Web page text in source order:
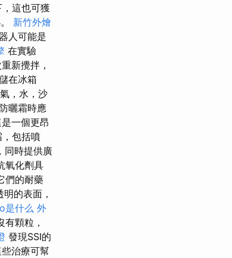
這也可獲
新竹外燴
人可能是
在實驗
新攪拌，
在冰箱
，水，沙
曬霜時應
一個更昂
包括噴
同時提供廣
氧化劑具
們的耐藥
的表面，
是什么 外
有顆粒，
發現SSI的
治療可幫